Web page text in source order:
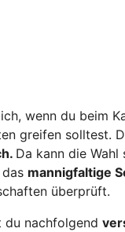
wenn du beim
greifen solltest.
Da kann die
mannigfaltige
überprüft.
du nachfolgend